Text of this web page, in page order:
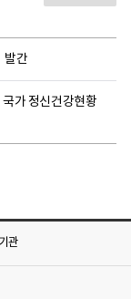
발간
가 정신건강현황
관